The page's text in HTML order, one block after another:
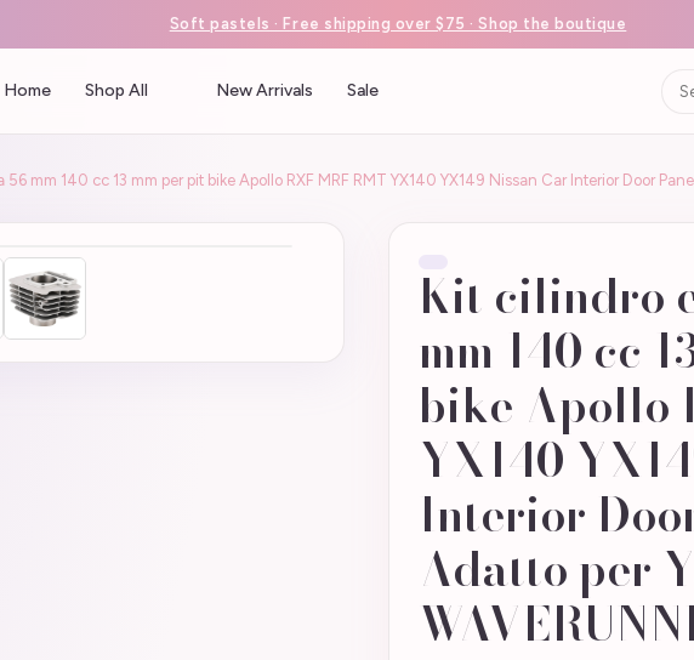
Soft pastels · Free shipping over $75 · Shop the boutique
Home Shop All New Arrivals Sale
mm 140 cc 13 mm per pit bike Apollo RXF MRF RMT YX140 YX149 Nissan Car Interior Door
Kit cilindro
mm 140 cc
bike Apollo
YX140
Interior
Adatto per